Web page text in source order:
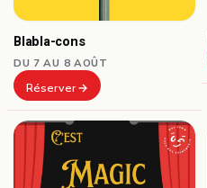
Blabla-cons
DU 7 AU 8 AOÛT
Réserver